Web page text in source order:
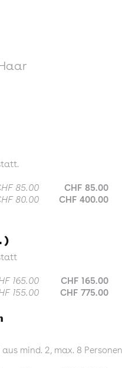
85.00
CHF 85.00
80.00 CHF 400.00
165.00
CHF 165.00
155.00 CHF 775.00
mind. 2, max. 8